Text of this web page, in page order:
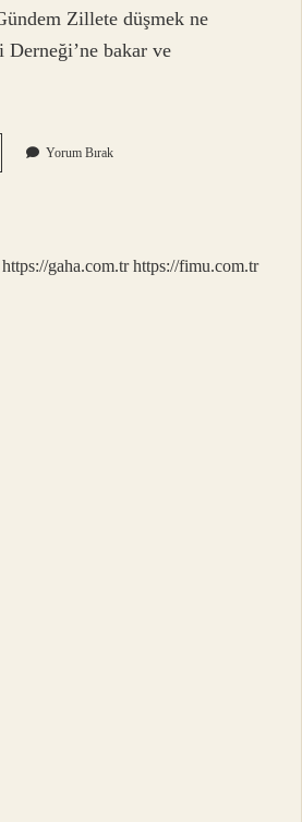
Zillete düşmek ne
bakar ve
Yorum Bırak
https://gaha.com.tr https://fimu.com.tr